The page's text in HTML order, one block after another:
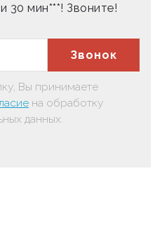
30 мин***! Звоните!
Звонок
Вы принимаете
на обработку
данных.